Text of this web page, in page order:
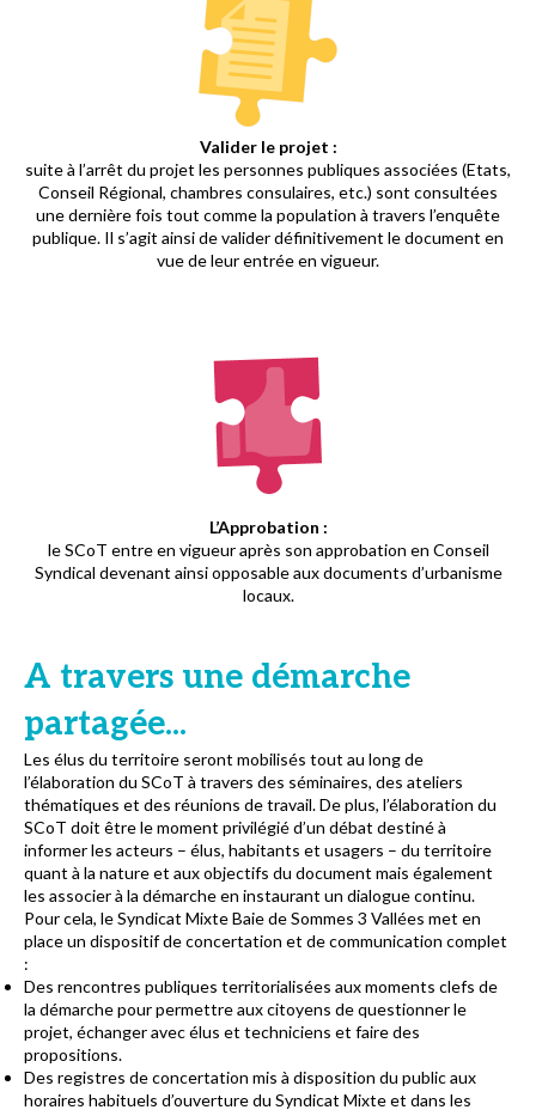
Valider le projet :
suite à l’arrêt du projet les personnes publiques associées (Etats,
Conseil Régional, chambres consulaires, etc.) sont consultées
une dernière fois tout comme la population à travers l’enquête
publique. Il s’agit ainsi de valider définitivement le document en
vue de leur entrée en vigueur.
L’Approbation :
le SCoT entre en vigueur après son approbation en Conseil
Syndical devenant ainsi opposable aux documents d’urbanisme
locaux.
A travers une démarche
partagée...
Les élus du territoire seront mobilisés tout au long de
l’élaboration du SCoT à travers des séminaires, des ateliers
thématiques et des réunions de travail. De plus, l’élaboration du
SCoT doit être le moment privilégié d’un débat destiné à
informer les acteurs – élus, habitants et usagers – du territoire
quant à la nature et aux objectifs du document mais également
les associer à la démarche en instaurant un dialogue continu.
Pour cela, le Syndicat Mixte Baie de Sommes 3 Vallées met en
place un dispositif de concertation et de communication complet
:
Des rencontres publiques territorialisées aux moments clefs de
la démarche pour permettre aux citoyens de questionner le
projet, échanger avec élus et techniciens et faire des
propositions.
Des registres de concertation mis à disposition du public aux
horaires habituels d’ouverture du Syndicat Mixte et dans les